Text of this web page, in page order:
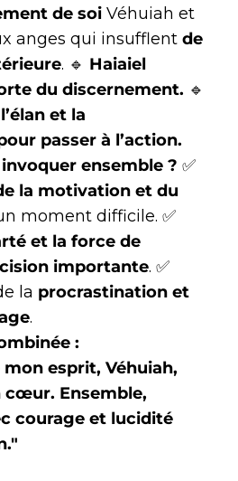
de soi Véhuiah et
anges qui insufflent de
. 🔹 Haiaiel
du discernement. 🔹
et la
passer à l’action.
ensemble ? ✅
la motivation et du
moment difficile. ✅
et la force de
importante. ✅
la procrastination et
.
:
esprit, Véhuiah,
Ensemble,
courage et lucidité